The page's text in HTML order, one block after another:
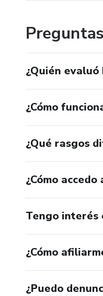
festejar...
En esta tienda
detalles de ese
¿Quién
¿Cómo
¿Qué rasgos
¿Cómo
Tengo interés
¿Cómo
¿Puedo